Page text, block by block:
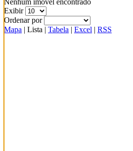
Exibir
Ordenar por
Mapa | Lista | Tabela | Excel | RSS